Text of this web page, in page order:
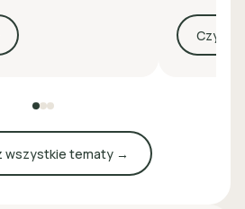
Czytaj
wszystkie tematy →